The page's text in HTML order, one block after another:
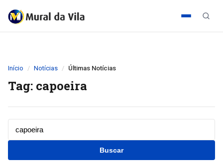
Início Notícias Últimas Notícias
Tag: capoeira
Buscar